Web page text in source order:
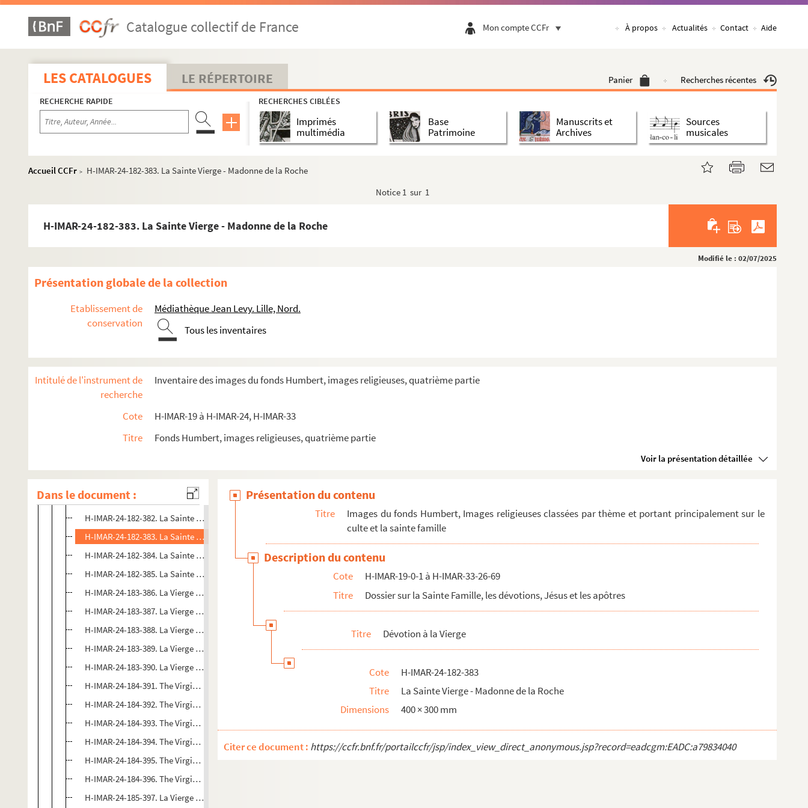
Catalogue collectif de France Mon compte CCFr À propos Actualités Contact Aide
LES CATALOGUES LE RÉPERTOIRE Panier Recherches récentes
RECHERCHE RAPIDE RECHERCHES CIBLÉES
Imprimés
multimédia
Base
Patrimoine
Manuscrits et
Archives
Sources
musicales
Accueil CCFr >
H-IMAR-24-182-383. La Sainte Vierge - Madonne de la Roche
Notice 1 sur 1
H-IMAR-24-182-383. La Sainte Vierge - Madonne de la Roche
Modifié le : 02/07/2025
Présentation globale de la collection
Etablissement de
conservation
Médiathèque Jean Levy. Lille, Nord.
Tous les inventaires
Intitulé de l'instrument de
recherche
Inventaire des images du fonds Humbert, images religieuses, quatrième partie
Cote
H-IMAR-19 à H-IMAR-24, H-IMAR-33
Titre
Fonds Humbert, images religieuses, quatrième partie
Voir la présentation détaillée
Dans le document :
H-IMAR-24-171-356. La Vierge à la chaise - Notre-Dame à la sainte communion
H-IMAR-24-172-357. Le réveil de l'enfant (Raphaël)
H-IMAR-24-172-358. Le réveil de l'enfant (Raphaël)
H-IMAR-24-173-359. Une madone de Raphaël - La Vierge (style Byzantin)
H-IMAR-24-173-360. Une madone de Raphaël - La Vierge (style Byzantin)
H-IMAR-24-174-361. La Vierge de Cimabue
H-IMAR-24-175-366. Andrea del Sarto, painting the espaco of the madona del Sacco
H-IMAR-24-177-369. La Vierge et l'enfant Jésus
H-IMAR-24-178-371. Sainte Maria in Grilich
H-IMAR-24-178-372. Sainte Maria in Grilich
H-IMAR-24-179-374. La Vierge et l'enfant Jésus
H-IMAR-24-180-375. La Vierge aux fruits (tableau de Mignard)
H-IMAR-24-181-378. La Vierge au raisin
H-IMAR-24-181-380. La Vierge au raisin
H-IMAR-24-181-381. La Vierge au raisin
H-IMAR-24-182-382. La Sainte Vierge - Madonne de la Roche
H-IMAR-24-182-383. La Sainte Vierge - Madonne de la Roche
H-IMAR-24-182-384. La Sainte Vierge - Madonne de la Roche
H-IMAR-24-182-385. La Sainte Vierge - Madonne de la Roche
H-IMAR-24-183-386. La Vierge au singe - La Vierge et l'enfant
H-IMAR-24-183-387. La Vierge au singe - La Vierge et l'enfant
H-IMAR-24-183-388. La Vierge au singe - La Vierge et l'enfant
H-IMAR-24-183-389. La Vierge au singe - La Vierge et l'enfant
H-IMAR-24-183-390. La Vierge au singe - La Vierge et l'enfant
H-IMAR-24-184-391. The Virgin and Child (par Joh van Eyck) - La Vierge et l'enfant Jésus dans les nuages
H-IMAR-24-184-392. The Virgin and Child (par Joh van Eyck) - La Vierge et l'enfant Jésus dans les nuages
H-IMAR-24-184-393. The Virgin and Child (par Joh van Eyck) - La Vierge et l'enfant Jésus dans les nuages
H-IMAR-24-184-394. The Virgin and Child (par Joh van Eyck) - La Vierge et l'enfant Jésus dans les nuages
H-IMAR-24-184-395. The Virgin and Child (par Joh van Eyck) - La Vierge et l'enfant Jésus dans les nuages
H-IMAR-24-184-396. The Virgin and Child (par Joh van Eyck) - La Vierge et l'enfant Jésus dans les nuages
H-IMAR-24-185-397. La Vierge et l'enfant Jésus (tableau célèbre de Van Dick, retrouvé dans un grenier de campagne)
Présentation du contenu
Titre
Images du fonds Humbert, Images religieuses classées par thème et portant principalement sur le
culte et la sainte famille
Description du contenu
Cote
H-IMAR-19-0-1 à H-IMAR-33-26-69
Titre
Dossier sur la Sainte Famille, les dévotions, Jésus et les apôtres
Titre Dévotion à la Vierge
Cote
H-IMAR-24-182-383
Titre
La Sainte Vierge - Madonne de la Roche
Dimensions
400 × 300 mm
Citer ce document : https://ccfr.bnf.fr/portailccfr/jsp/index_view_direct_anonymous.jsp?record=eadcgm:EADC:a79834040